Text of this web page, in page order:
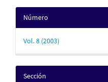
Número
Vol. 8 (2003)
Sección